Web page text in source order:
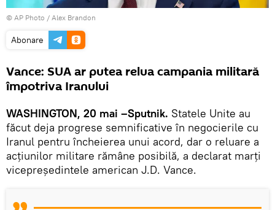
© AP Photo / Alex Brandon
Abonare
Vance: SUA ar putea relua campania militară
împotriva Iranului
WASHINGTON, 20 mai –Sputnik. Statele Unite au
făcut deja progrese semnificative în negocierile cu
Iranul pentru încheierea unui acord, dar o reluare a
acțiunilor militare rămâne posibilă, a declarat marți
vicepreședintele american J.D. Vance.